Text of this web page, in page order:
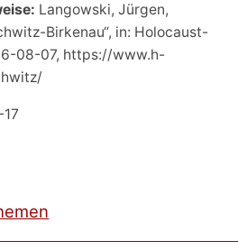
Langowski, Jürgen,
Birkenau“, in: Holocaust-
08-07, https://www.h-